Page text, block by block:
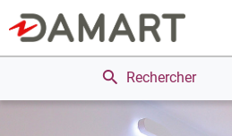
Rechercher